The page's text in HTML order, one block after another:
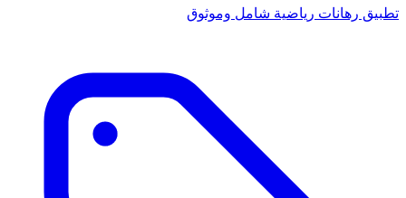
تطبيق رهانات رياضية شامل وموثوق